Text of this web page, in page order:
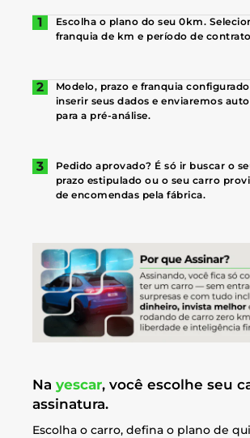
Escolha o plano do seu 0km.
franquia de km e período de
Modelo, prazo e franquia
inserir seus dados e enviaremos
para a pré-análise.
Pedido aprovado? É só ir buscar o
prazo estipulado ou o seu carro
de encomendas pela fábrica.
Na yescar, você escolhe seu
assinatura.
Escolha o carro, defina o plano de